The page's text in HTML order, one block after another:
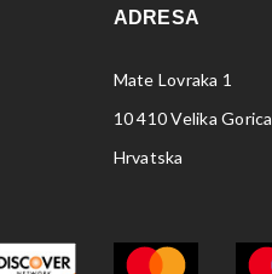
ADRESA
Mate Lovraka 1
10 410 Velika Gorica
Hrvatska